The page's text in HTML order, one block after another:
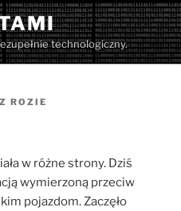
technologiczny.
ROZIE
w różne strony. Dziś
wymierzoną przeciw
pojazdom. Zaczęło